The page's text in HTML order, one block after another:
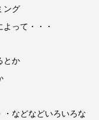
ング
って・・・
とか
・などなどいろいろな